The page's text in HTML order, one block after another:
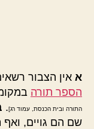
א אין הצבור
הספר תורה
התורה ובית הכנסת, עמוד רג].
שם הם גויים,